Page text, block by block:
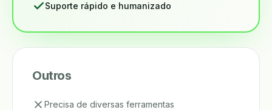
Suporte rápido e humanizado
Outros
Precisa de diversas ferramentas